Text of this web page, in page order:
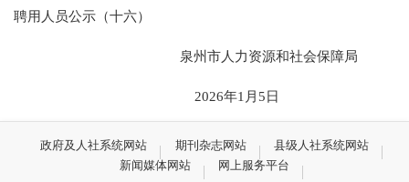
聘用人员公示（十六）
泉州市人力资源和社会保障局
2026年1月5日
政府及人社系统网站 期刊杂志网站
县级人社系统网站
新闻媒体网站
网上服务平台